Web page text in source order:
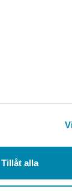
Tillåt alla
på rummet